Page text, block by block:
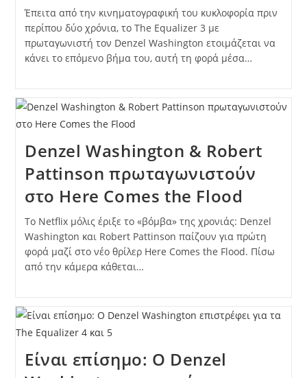
Έπειτα από την κινηματογραφική του κυκλοφορία πριν
περίπου δύο χρόνια, το The Equalizer 3 με
πρωταγωνιστή τον Denzel Washington ετοιμάζεται να
κάνει το επόμενο βήμα του, αυτή τη φορά μέσα…
Denzel Washington & Robert
Pattinson πρωταγωνιστούν
στο Here Comes the Flood
Το Netflix μόλις έριξε το «βόμβα» της χρονιάς: Denzel
Washington και Robert Pattinson παίζουν για πρώτη
φορά μαζί στο νέο θρίλερ Here Comes the Flood. Πίσω
από την κάμερα κάθεται…
Είναι επίσημο: Ο Denzel